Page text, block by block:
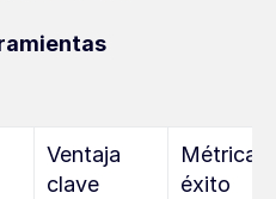
Ventaja
clave
Métrica
éxito